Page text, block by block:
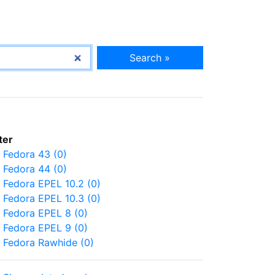
Search »
Fedora 43 (0)
Fedora 44 (0)
Fedora EPEL 10.2 (0)
Fedora EPEL 10.3 (0)
Fedora EPEL 8 (0)
Fedora EPEL 9 (0)
Fedora Rawhide (0)